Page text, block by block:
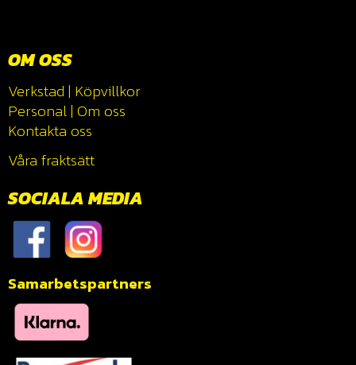
OM OSS
Verkstad | Köpvillkor
Personal| Om oss
Kontakta oss
Våra fraktsätt
SOCIALA MEDIA
Samarbetspartners